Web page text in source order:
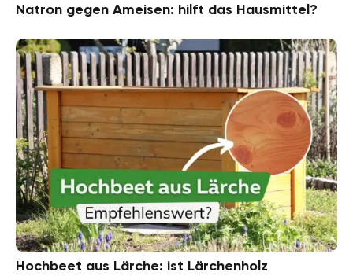
Natron gegen Ameisen: hilft das Hausmittel?
Hochbeet aus Lärche: ist Lärchenholz